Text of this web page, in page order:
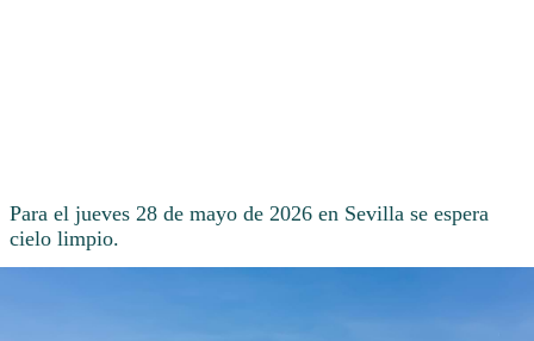
Para el jueves 28 de mayo de 2026 en Sevilla se espera
cielo limpio.